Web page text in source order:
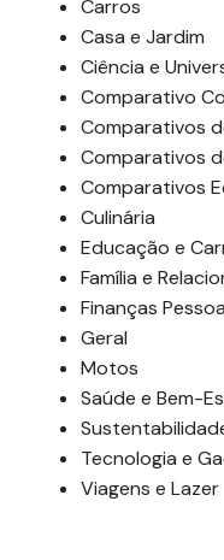
Carros
Casa e Jardim
Ciência e
Comparativo
Comparativos
Comparativos
Comparativos
Culinária
Educação e
Família e
Finanças
Geral
Motos
Saúde e Bem-
Tecnologia e
Viagens e Lazer